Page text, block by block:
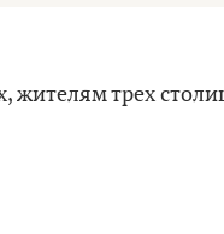
жителям трех